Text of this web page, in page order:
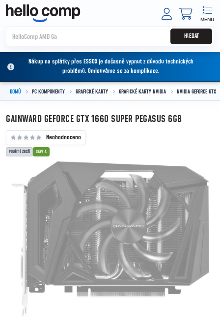
Přejít na obsah
HLEDAT
Nákup na splátky přes ESSOX je dočasně vypnut z důvodu technických
problémů. Omlouváme se za komplikace.
DOMŮ PC KOMPONENTY GRAFICKÉ KARTY GRAFICKÉ KARTY NVIDIA NVIDIA GEFORCE GTX
GAINWARD GEFORCE GTX 1660 SUPER PEGASUS 6GB
Neohodnoceno
POUŽITÉ ZBOŽÍ STAV A